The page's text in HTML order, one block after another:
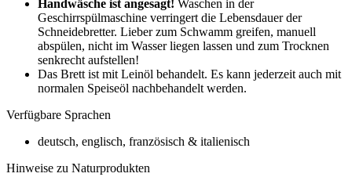
Handwäsche ist angesagt! Waschen in der
Geschirrspülmaschine verringert die Lebensdauer der
Schneidebretter. Lieber zum Schwamm greifen, manuell
abspülen, nicht im Wasser liegen lassen und zum Trocknen
senkrecht aufstellen!
Das Brett ist mit Leinöl behandelt. Es kann jederzeit auch mit
normalen Speiseöl nachbehandelt werden.
Verfügbare Sprachen
deutsch, englisch, französisch & italienisch
Hinweise zu Naturprodukten